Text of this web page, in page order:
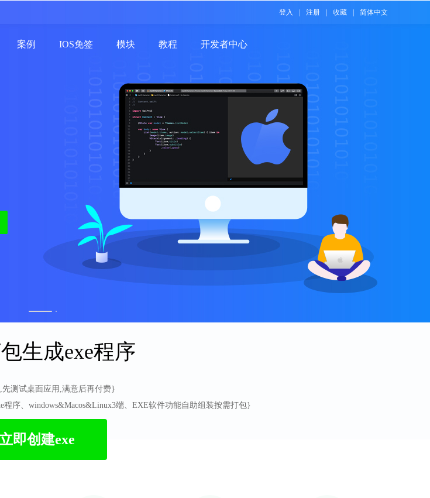
登入 注册 收藏 简体中文
案例 IOS免签 模块 教程 开发者中心
生成exe程序
先测试桌面应用,满意后再付费}
程序、windows&Macos&Linux3端、EXE软件功能自助组装按需打包}
即创建exe